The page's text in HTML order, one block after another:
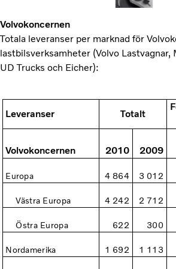
Volvokoncernen
Totala leveranser per marknad för
lastbilsverksamheter (Volvo Lastvagnar,
UD Trucks och Eicher):
Leveranser Totalt
Volvokoncernen 2010 2009
Europa 4 864 3 012
Västra Europa 4 242 2 712
Östra Europa 622 300
Nordamerika 1 692 1 113